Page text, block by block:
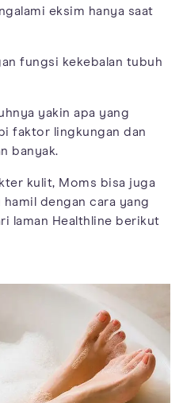
eksim hanya saat
fungsi kekebalan tubuh
yakin apa yang
faktor lingkungan dan
banyak.
kulit, Moms bisa juga
dengan cara yang
laman Healthline berikut